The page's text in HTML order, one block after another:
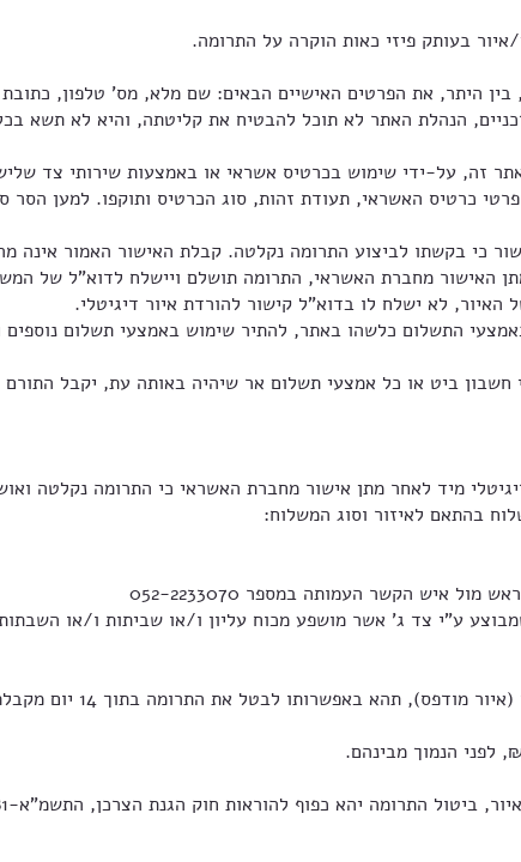
את הפרטים האישיים הבאים: שם מלא, מס' טלפון, כתובת
הנהלת האתר לא תוכל להבטיח את קליטתה, והיא לא תשא
האשראי, תעודת זהות, סוג הכרטיס ותוקפו. למען הסר
לביצוע התרומה נקלטה. קבלת האישור האמור אינה
מחברת האשראי, התרומה תושלם ויישלח לדוא"ל של
לא ישלח לו בדוא"ל קישור להורדת איור דיגיטלי.
התשלום כלשהו באתר, להתיר שימוש באמצעי תשלום נוספים
ביט או כל אמצעי תשלום אר שיהיה באותה עת, יקבל
4.1. במידה והמשתמש